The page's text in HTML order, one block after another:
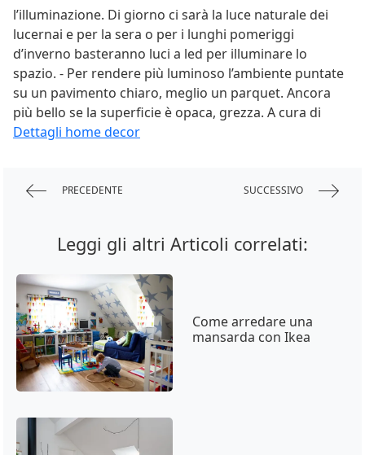
l’illuminazione. Di giorno ci sarà la luce naturale dei
lucernai e per la sera o per i lunghi pomeriggi
d’inverno basteranno luci a led per illuminare lo
spazio. - Per rendere più luminoso l’ambiente puntate
su un pavimento chiaro, meglio un parquet. Ancora
più bello se la superficie è opaca, grezza. A cura di
Dettagli home decor
PRECEDENTE SUCCESSIVO
Leggi gli altri Articoli correlati:
Come arredare una
mansarda con Ikea